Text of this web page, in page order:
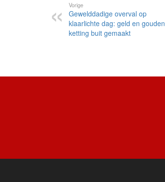
Vorige
Gewelddadige overval op
klaarlichte dag: geld en gouden
ketting buit gemaakt